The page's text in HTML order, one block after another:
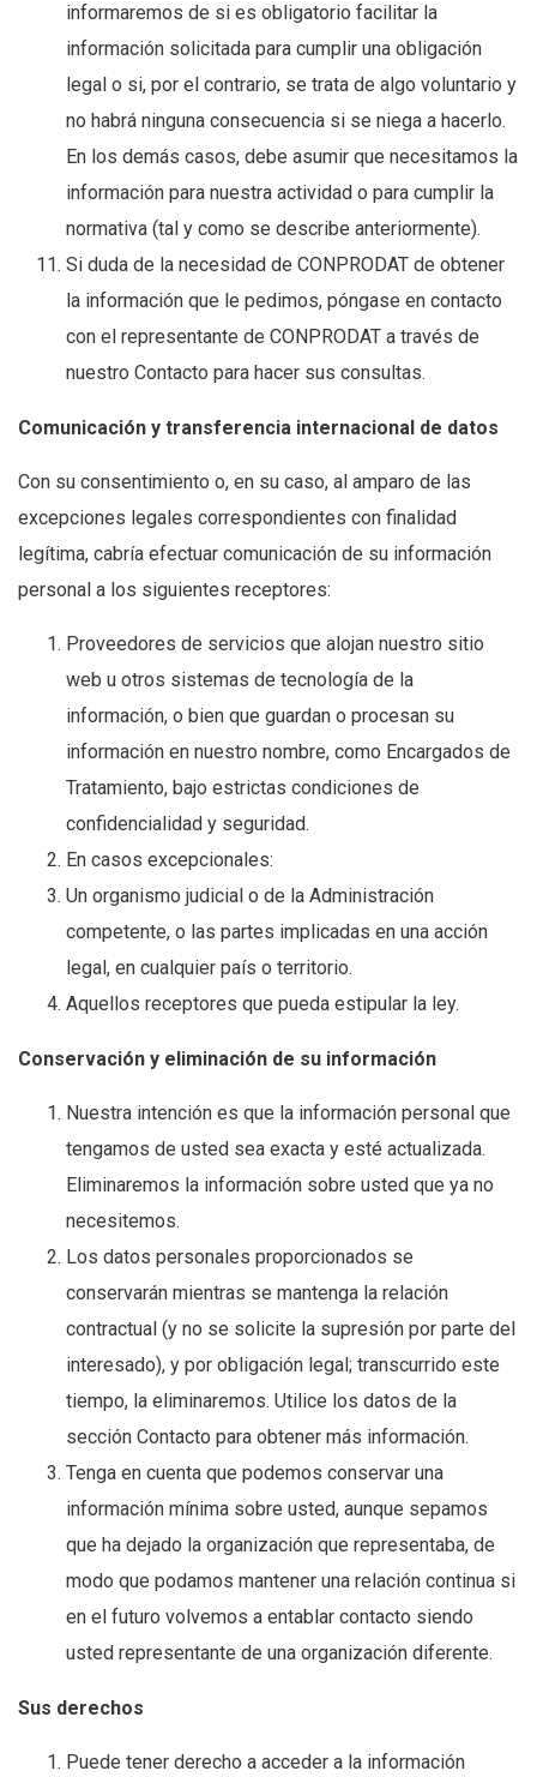
informaremos de si es obligatorio facilitar la
información solicitada para cumplir una obligación
legal o si, por el contrario, se trata de algo voluntario y
no habrá ninguna consecuencia si se niega a hacerlo.
En los demás casos, debe asumir que necesitamos la
información para nuestra actividad o para cumplir la
normativa (tal y como se describe anteriormente).
Si duda de la necesidad de CONPRODAT de obtener
la información que le pedimos, póngase en contacto
con el representante de CONPRODAT a través de
nuestro Contacto para hacer sus consultas.
Comunicación y transferencia internacional de datos
Con su consentimiento o, en su caso, al amparo de las
excepciones legales correspondientes con finalidad
legítima, cabría efectuar comunicación de su información
personal a los siguientes receptores:
Proveedores de servicios que alojan nuestro sitio
web u otros sistemas de tecnología de la
información, o bien que guardan o procesan su
información en nuestro nombre, como Encargados de
Tratamiento, bajo estrictas condiciones de
confidencialidad y seguridad.
En casos excepcionales:
Un organismo judicial o de la Administración
competente, o las partes implicadas en una acción
legal, en cualquier país o territorio.
Aquellos receptores que pueda estipular la ley.
Conservación y eliminación de su información
Nuestra intención es que la información personal que
tengamos de usted sea exacta y esté actualizada.
Eliminaremos la información sobre usted que ya no
necesitemos.
Los datos personales proporcionados se
conservarán mientras se mantenga la relación
contractual (y no se solicite la supresión por parte del
interesado), y por obligación legal; transcurrido este
tiempo, la eliminaremos. Utilice los datos de la
sección Contacto para obtener más información.
Tenga en cuenta que podemos conservar una
información mínima sobre usted, aunque sepamos
que ha dejado la organización que representaba, de
modo que podamos mantener una relación continua si
en el futuro volvemos a entablar contacto siendo
usted representante de una organización diferente.
Sus derechos
Puede tener derecho a acceder a la información